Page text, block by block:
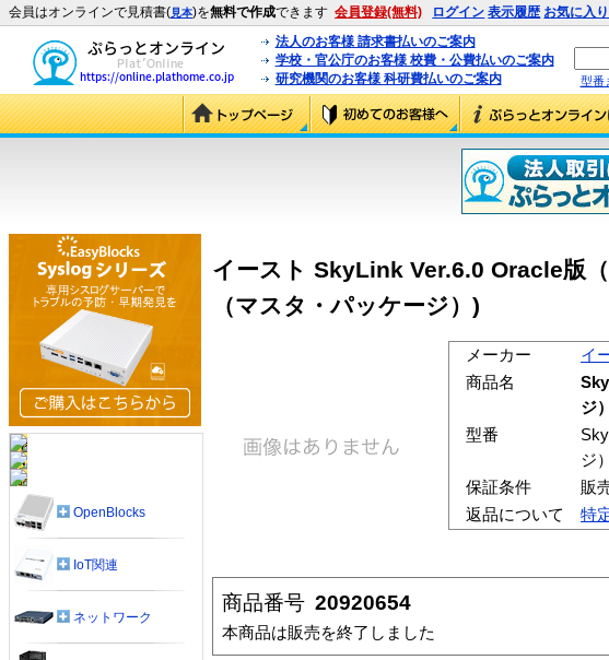
会員はオンラインで見積書(見本)を無料で作成できます 会員登録(無料) ログイン 表示履歴 お気に入
法人のお客様 請求書払いのご案内
学校・官公庁のお客様 校費・公費払いのご案内
研究機関のお客様 科研費払いのご案内
型番
イースト SkyLink Ver.6.0 Oracle版
（マスタ・パッケージ）)
メーカー
イ
商品名
ジ）
型番
ジ）
保証条件
販
返品について
特
商品番号 20920654
本商品は販売を終了しました
OpenBlocks
IoT関連
ネットワーク